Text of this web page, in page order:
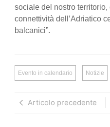
sociale del nostro
connettività dell’Adriatico
balcanici”.
Evento in calendario Notizie
Articolo precedente